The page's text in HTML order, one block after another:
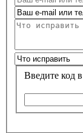
Введите код